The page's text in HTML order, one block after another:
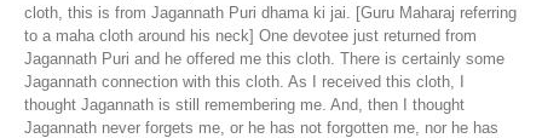
cloth, this is from Jagannath Puri dhama ki jai. [Guru Maharaj referring
to a maha cloth around his neck] One devotee just returned from
Jagannath Puri and he offered me this cloth. There is certainly some
Jagannath connection with this cloth. As I received this cloth, I
thought Jagannath is still remembering me. And, then I thought
Jagannath never forgets me, or he has not forgotten me, nor he has